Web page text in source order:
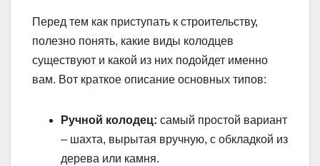
Перед тем как приступать к строительству,
полезно понять, какие виды колодцев
существуют и какой из них подойдет именно
вам. Вот краткое описание основных типов:
Ручной колодец: самый простой вариант
– шахта, вырытая вручную, с обкладкой из
дерева или камня.